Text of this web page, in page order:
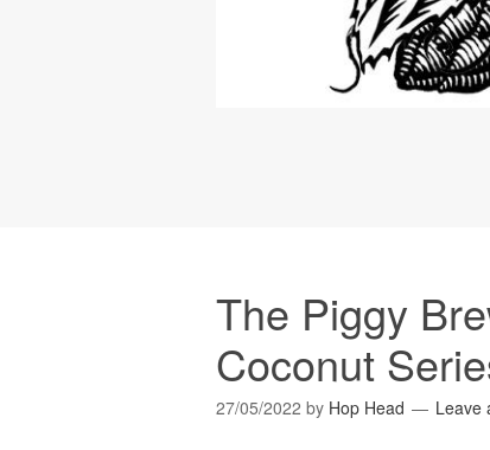
The Piggy
Coconut
27/05/2022 by Hop Head Leave